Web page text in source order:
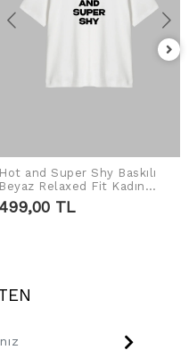
SEPETE EKLE
Hot and Super Shy Baskılı
Beyaz Relaxed Fit Kadın
Tshirt
499,00 TL